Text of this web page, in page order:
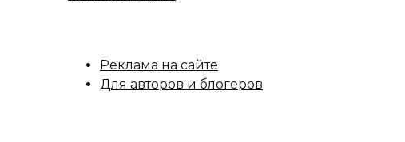
Реклама на сайте
Для авторов и блогеров